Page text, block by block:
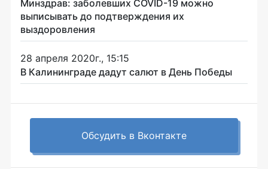
Минздрав: заболевших COVID-19 можно
выписывать до подтверждения их
выздоровления
28 апреля 2020г., 15:15
В Калининграде дадут салют в День Победы
Обсудить в Вконтакте